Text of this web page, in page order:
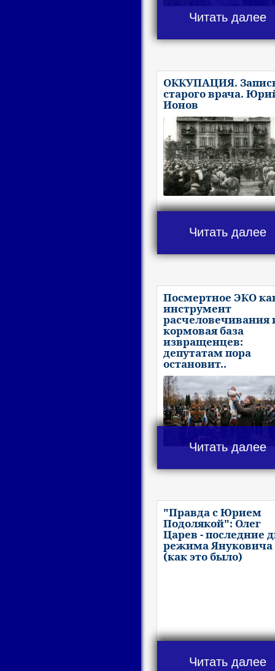
Читать далее
ОККУПАЦИЯ.
старого врача.
Ионов
Читать далее
Посмертное ЭКО
инструмент
расчеловечивания
кормовая база
извращенцев:
депутатам пора
остановит..
Читать далее
"Правда с Юрием
Подолякой": Олег
Царев - последние
режима Януковича
(как это было)
Читать далее